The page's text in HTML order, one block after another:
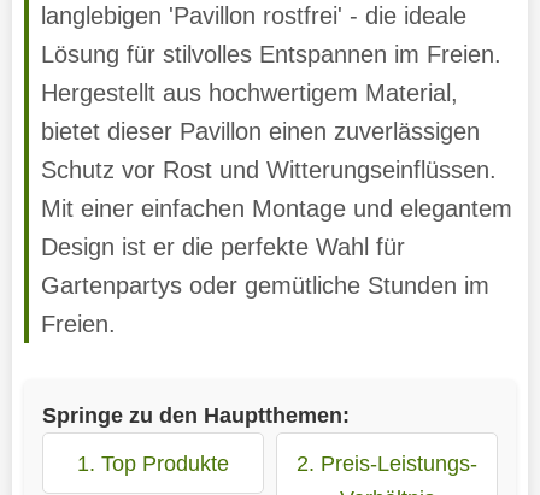
langlebigen 'Pavillon rostfrei' - die ideale
Lösung für stilvolles Entspannen im Freien.
Hergestellt aus hochwertigem Material,
bietet dieser Pavillon einen zuverlässigen
Schutz vor Rost und Witterungseinflüssen.
Mit einer einfachen Montage und elegantem
Design ist er die perfekte Wahl für
Gartenpartys oder gemütliche Stunden im
Freien.
Springe zu den Hauptthemen:
1. Top Produkte
2. Preis-Leistungs-